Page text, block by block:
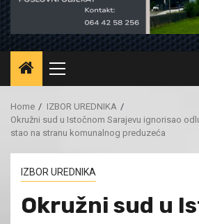
Primary
Menu
Home
IZBOR UREDNIKA
Okružni sud u Istočnom Sarajevu ignorisao
stao na stranu komunalnog preduzeća
IZBOR UREDNIKA
Okružni sud u